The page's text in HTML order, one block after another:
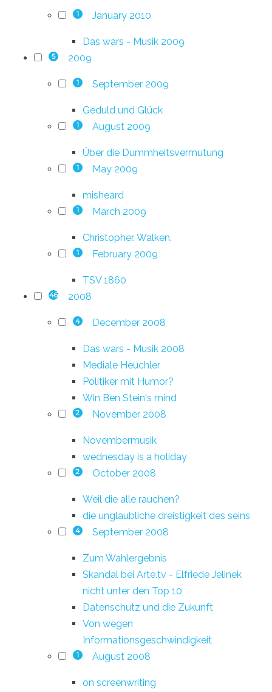
1 January 2010
Das wars - Musik 2009
5 2009
1 September 2009
Geduld und Glück
1 August 2009
Über die Dummheitsvermutung
1 May 2009
misheard
1 March 2009
Christopher. Walken.
1 February 2009
TSV 1860
46 2008
4 December 2008
Das wars - Musik 2008
Mediale Heuchler
Politiker mit Humor?
Win Ben Stein's mind
2 November 2008
Novembermusik
wednesday is a holiday
2 October 2008
Weil die alle rauchen?
die unglaubliche dreistigkeit des seins
4 September 2008
Zum Wahlergebnis
Skandal bei Arte.tv - Elfriede Jelinek
nicht unter den Top 10
Datenschutz und die Zukunft
Von wegen
Informationsgeschwindigkeit
1 August 2008
on screenwriting